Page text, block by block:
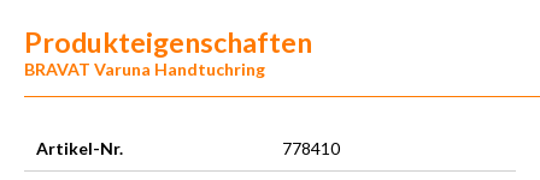
Produkteigenschaften
BRAVAT Varuna Handtuchring
Artikel-Nr. 778410